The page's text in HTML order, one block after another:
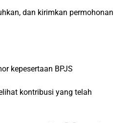
dan kirimkan permohonan
kepesertaan BPJS
kontribusi yang telah